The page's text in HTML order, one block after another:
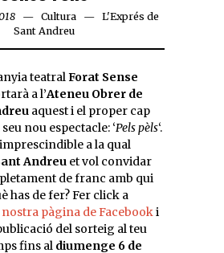
Cultura
L'Exprés de
Sant Andreu
teatralForat Sense
a l’Ateneu Obrer de
aquest i el proper cap
nou espectacle: ‘Pels pèls‘.
a la qual
Andreu et vol convidar
de franc amb qui
has de fer? Fer click a
nostra pàgina de Facebooki
del sorteig al teu
fins al diumenge 6 de